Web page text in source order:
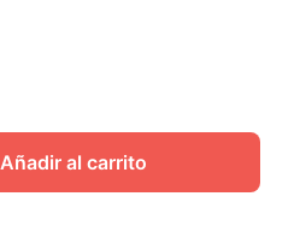
Añadir al carrito